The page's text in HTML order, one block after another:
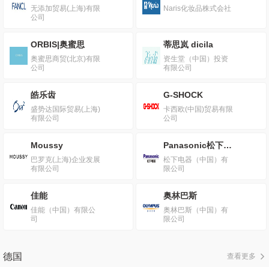
无添加贸易(上海)有限
公司
Naris化妆品株式会社
ORBIS|奥蜜思
奥蜜思商贸(北京)有限
公司
蒂思岚 dicila
资生堂（中国）投资
有限公司
皓乐齿
盛势达国际贸易(上海)
有限公司
G-SHOCK
卡西欧(中国)贸易有限
公司
Moussy
巴罗克(上海)企业发展
有限公司
Panasonic松下电器
松下电器（中国）有
限公司
佳能
佳能（中国）有限公
司
奥林巴斯
奥林巴斯（中国）有
限公司
德国 查看更多